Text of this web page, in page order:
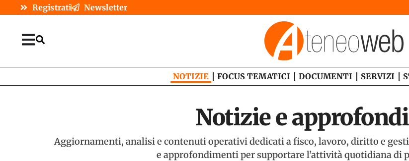
Registrati Newsletter
NOTIZIE FOCUS TEMATICI DOCUMENTI SERVIZI
Notizie e
Aggiornamenti, analisi e contenuti operativi dedicati a fisco, lavoro, diritto e
e approfondimenti per supportare l’attività quotidiana di